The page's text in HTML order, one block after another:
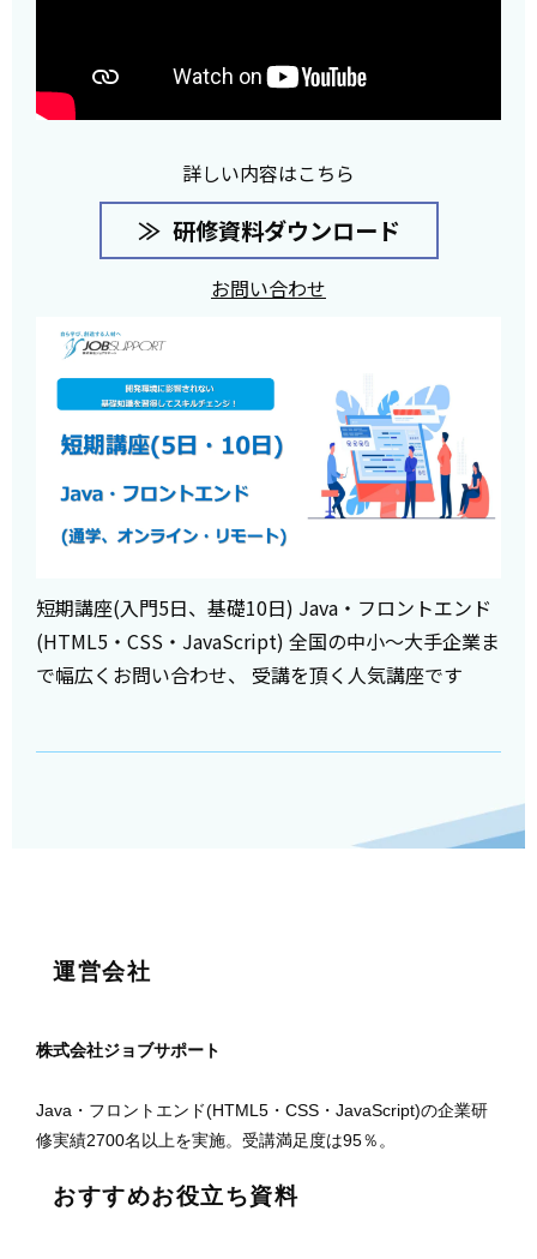
詳しい内容はこちら
研修資料ダウンロード
お問い合わせ
短期講座(入門5日、基礎10日) Java・フロントエンド
(HTML5・CSS・JavaScript) 全国の中小～大手企業ま
で幅広くお問い合わせ、 受講を頂く人気講座です
運営会社
株式会社ジョブサポート
Java・フロントエンド(HTML5・CSS・JavaScript)の企業研
修実績2700名以上を実施。受講満足度は95％。
おすすめお役立ち資料